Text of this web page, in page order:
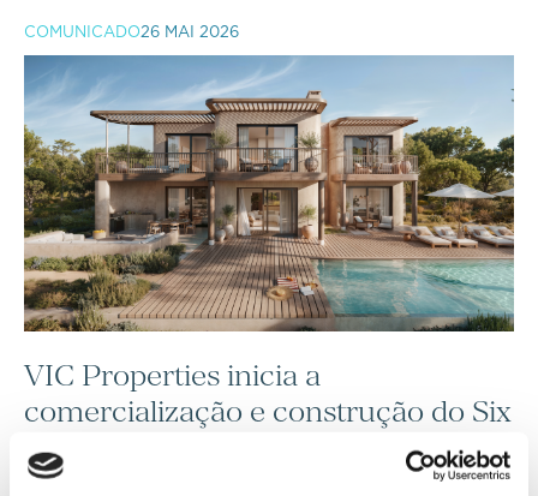
COMUNICADO26 MAI 2026
VIC Properties inicia a
comercialização e construção do Six
Senses Comporta